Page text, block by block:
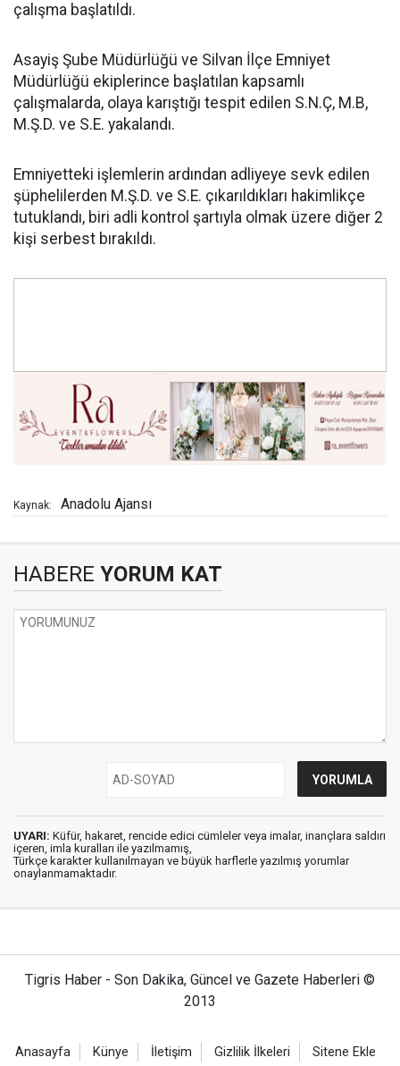
çalışma başlatıldı.
Asayiş Şube Müdürlüğü ve Silvan İlçe Emniyet
Müdürlüğü ekiplerince başlatılan kapsamlı
çalışmalarda, olaya karıştığı tespit edilen S.N.Ç, M.B,
M.Ş.D. ve S.E. yakalandı.
Emniyetteki işlemlerin ardından adliyeye sevk edilen
şüphelilerden M.Ş.D. ve S.E. çıkarıldıkları hakimlikçe
tutuklandı, biri adli kontrol şartıyla olmak üzere diğer 2
kişi serbest bırakıldı.
Kaynak: Anadolu Ajansı
HABERE YORUM KAT
UYARI: Küfür, hakaret, rencide edici cümleler veya imalar, inançlara saldırı
içeren, imla kuralları ile yazılmamış,
Türkçe karakter kullanılmayan ve büyük harflerle yazılmış yorumlar
onaylanmamaktadır.
Tigris Haber - Son Dakika, Güncel ve Gazete Haberleri ©
2013
Anasayfa Künye İletişim Gizlilik İlkeleri Sitene Ekle